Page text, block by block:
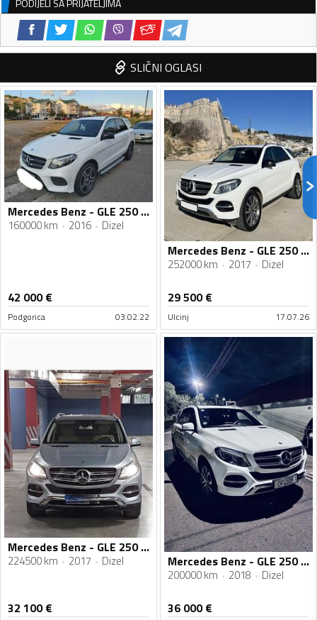
PODIJELI SA PRIJATELJIMA
SLIČNI OGLASI
Mercedes Benz - GLE 250 - 2.2
160000 km 2016 Dizel
42 000€
Podgorica 03.02.22
Mercedes Benz - GLE 250 - GLE 250d
252000 km 2017 Dizel
29 500€
Ulcinj 17.07.26
Mercedes Benz - GLE 250 - 2.2 CDI
224500 km 2017 Dizel
32 100€
Mercedes Benz - GLE 250 - 4 Matic
200000 km 2018 Dizel
36 000€